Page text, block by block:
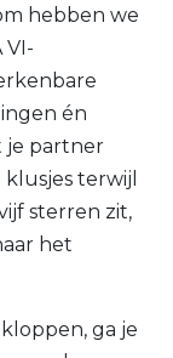
hebben we
VI-
én
je partner
terwijl
sterren zit,
het
ga je